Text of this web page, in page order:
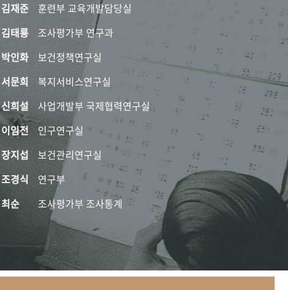
김재준
훈련부 교육개발담당실
김태룡
조사평가부 연구과
박인화
보건정책연구실
서문희
복지서비스연구실
신희설
사업개발부 국제협력연구실
이임전
인구연구실
장지섭
보건관리연구실
조경식
연구부
최순
조사평가부 조사통계